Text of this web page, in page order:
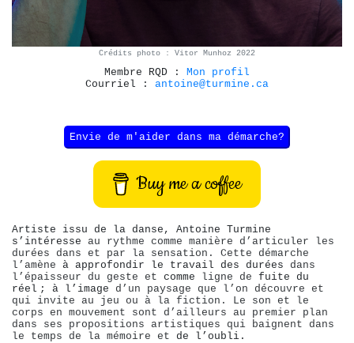
Crédits photo : Vitor Munhoz 2022
Membre RQD : Mon profil
Courriel : antoine@turmine.ca
Envie de m'aider dans ma démarche?
Buy me a coffee
Artiste issu de la danse, Antoine Turmine
s’intéresse au rythme comme manière d’articuler les
durées dans et par la sensation. Cette démarche
l’amène à approfondir le travail des durées dans
l’épaisseur du geste et comme ligne de fuite du
réel ; à l’image d’un paysage que l’on découvre et
qui invite au jeu ou à la fiction. Le son et le
corps en mouvement sont d’ailleurs au premier plan
dans ses propositions artistiques qui baignent dans
le temps de la mémoire et de l’oubli.